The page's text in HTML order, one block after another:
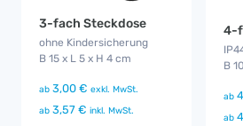
3-fach Steckdose
ohne Kindersicherung
B 15 x L 5 x H 4 cm
ab 3,00 € exkl. MwSt.
ab 3,57 € inkl. MwSt.
4-
B
ab
ab